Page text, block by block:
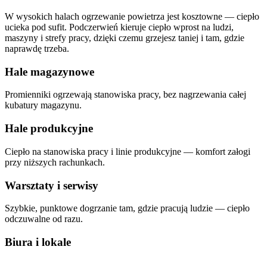
W wysokich halach ogrzewanie powietrza jest kosztowne — ciepło
ucieka pod sufit. Podczerwień kieruje ciepło wprost na ludzi,
maszyny i strefy pracy, dzięki czemu grzejesz taniej i tam, gdzie
naprawdę trzeba.
Hale magazynowe
Promienniki ogrzewają stanowiska pracy, bez nagrzewania całej
kubatury magazynu.
Hale produkcyjne
Ciepło na stanowiska pracy i linie produkcyjne — komfort załogi
przy niższych rachunkach.
Warsztaty i serwisy
Szybkie, punktowe dogrzanie tam, gdzie pracują ludzie — ciepło
odczuwalne od razu.
Biura i lokale